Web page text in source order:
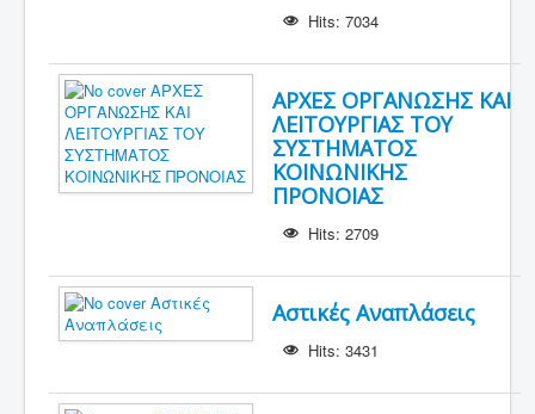
Hits: 7034
ΑΡΧΕΣ ΟΡΓΑΝΩΣΗΣ ΚΑΙ
ΛΕΙΤΟΥΡΓΙΑΣ ΤΟΥ
ΣΥΣΤΗΜΑΤΟΣ
ΚΟΙΝΩΝΙΚΗΣ
ΠΡΟΝΟΙΑΣ
Hits: 2709
Αστικές Αναπλάσεις
Hits: 3431